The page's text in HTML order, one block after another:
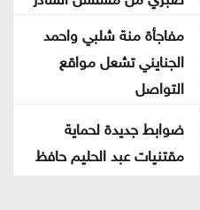
مفاجأة منة شلبي واحمد
الجنايني تشعل مواقع
التواصل
ضوابط جديدة لحماية
مقتنيات عبد الحليم حافظ